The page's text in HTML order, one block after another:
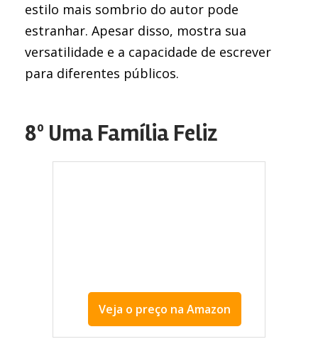
estilo mais sombrio do autor pode
estranhar. Apesar disso, mostra sua
versatilidade e a capacidade de escrever
para diferentes públicos.
8º Uma Família Feliz
Veja o preço na Amazon